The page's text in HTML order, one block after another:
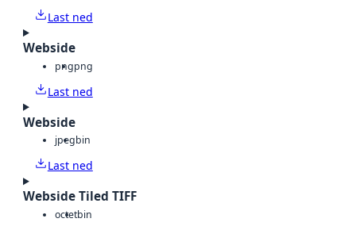
Last ned
Webside
pngpng
Last ned
Webside
jpegbin
Last ned
Webside Tiled TIFF
octetbin